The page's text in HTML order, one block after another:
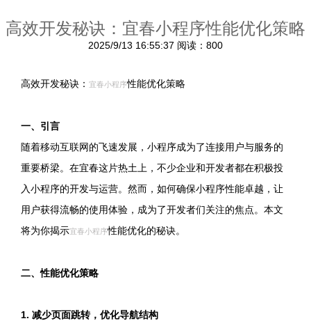
高效开发秘诀：宜春小程序性能优化策略
2025/9/13 16:55:37 阅读：800
高效开发秘诀： 宜春小程序性能优化策略
一、引言
随着移动互联网的飞速发展，小程序成为了连接用户与服务的
重要桥梁。在宜春这片热土上，不少企业和开发者都在积极投
入小程序的开发与运营。然而，如何确保小程序性能卓越，让
用户获得流畅的使用体验，成为了开发者们关注的焦点。本文
将为你揭示宜春小程序性能优化的秘诀。
二、性能优化策略
1. 减少页面跳转，优化导航结构